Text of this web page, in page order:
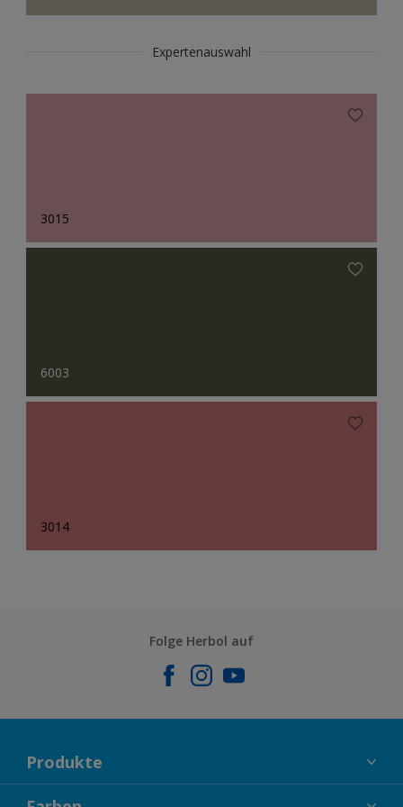
Expertenauswahl
3015
6003
3014
Folge Herbol auf
Produkte
FASSADENFARBEN